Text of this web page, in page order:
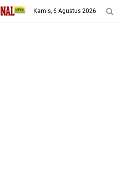
Kamis, 6 Agustus 2026